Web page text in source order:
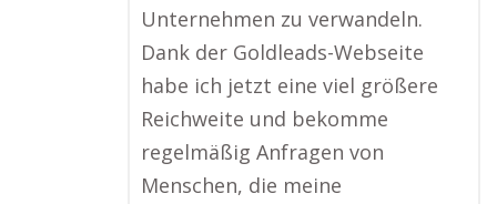
Unternehmen zu verwandeln.
Dank der Goldleads-Webseite
habe ich jetzt eine viel größere
Reichweite und bekomme
regelmäßig Anfragen von
Menschen, die meine